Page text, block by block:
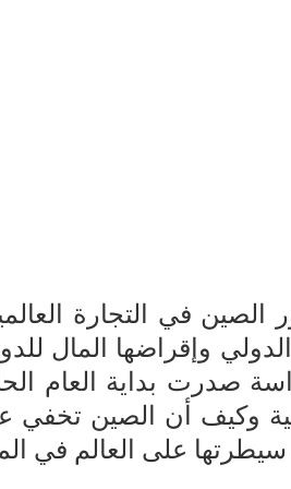
في التجارة
وإقراضها المال
صدرت بداية العام
وكيف أن الصين تخفي
على العالم في